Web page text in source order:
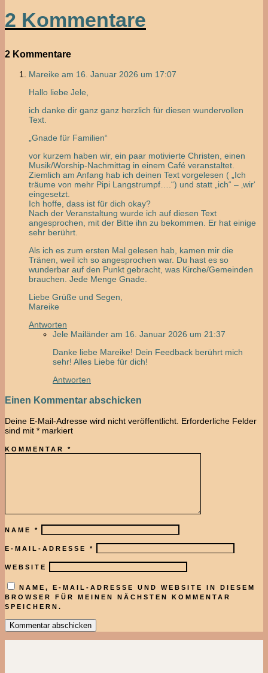
2 Kommentare
2 Kommentare
Mareike am 16. Januar 2026 um 17:07
Hallo liebe Jele,
ich danke dir ganz ganz herzlich für diesen wundervollen
Text.
„Gnade für Familien“
vor kurzem haben wir, ein paar motivierte Christen, einen
Musik/Worship-Nachmittag in einem Café veranstaltet.
Ziemlich am Anfang hab ich deinen Text vorgelesen ( „Ich
träume von mehr Pipi Langstrumpf….“) und statt „ich“ – ‚wir‘
eingesetzt.
Ich hoffe, dass ist für dich okay?
Nach der Veranstaltung wurde ich auf diesen Text
angesprochen, mit der Bitte ihn zu bekommen. Er hat einige
sehr berührt.
Als ich es zum ersten Mal gelesen hab, kamen mir die
Tränen, weil ich so angesprochen war. Du hast es so
wunderbar auf den Punkt gebracht, was Kirche/Gemeinden
brauchen. Jede Menge Gnade.
Liebe Grüße und Segen,
Mareike
Antworten
Jele Mailänder am 16. Januar 2026 um 21:37
Danke liebe Mareike! Dein Feedback berührt mich
sehr! Alles Liebe für dich!
Antworten
Einen Kommentar abschicken
Deine E-Mail-Adresse wird nicht veröffentlicht. Erforderliche Felder
sind mit * markiert
KOMMENTAR *
NAME *
E-MAIL-ADRESSE *
WEBSITE
NAME, E-MAIL-ADRESSE UND WEBSITE IN DIESEM
BROWSER FÜR MEINEN NÄCHSTEN KOMMENTAR
SPEICHERN.
Kommentar abschicken